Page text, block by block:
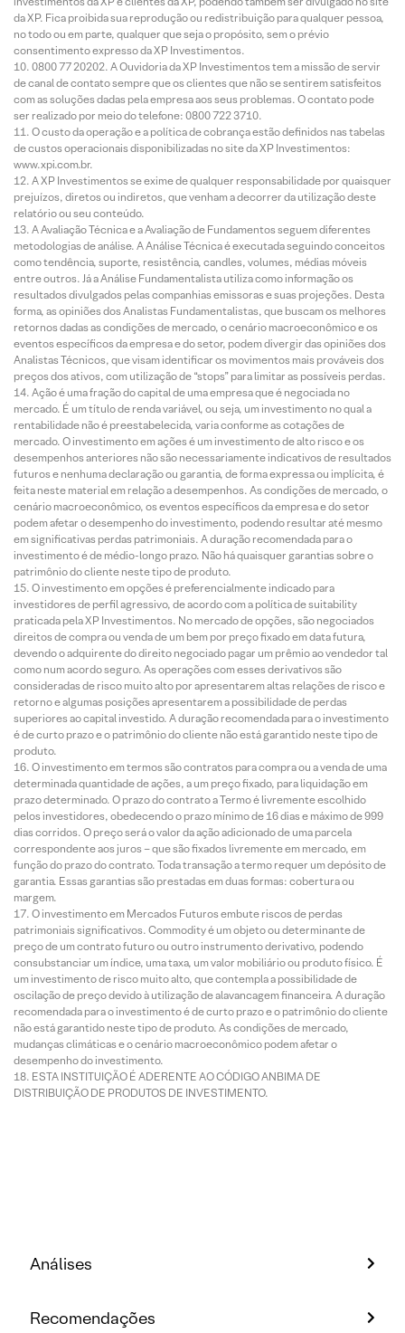
da XP. Fica proibida sua reprodução ou redistribuição para qualquer pessoa,
no todo ou em parte, qualquer que seja o propósito, sem o prévio
consentimento expresso da XP Investimentos.
0800 77 20202. A Ouvidoria da XP Investimentos tem a missão de servir
de canal de contato sempre que os clientes que não se sentirem satisfeitos
com as soluções dadas pela empresa aos seus problemas. O contato pode
ser realizado por meio do telefone: 0800 722 3710.
O custo da operação e a política de cobrança estão definidos nas tabelas
de custos operacionais disponibilizadas no site da XP Investimentos:
www.xpi.com.br.
A XP Investimentos se exime de qualquer responsabilidade por quaisquer
prejuízos, diretos ou indiretos, que venham a decorrer da utilização deste
relatório ou seu conteúdo.
A Avaliação Técnica e a Avaliação de Fundamentos seguem diferentes
metodologias de análise. A Análise Técnica é executada seguindo conceitos
como tendência, suporte, resistência, candles, volumes, médias móveis
entre outros. Já a Análise Fundamentalista utiliza como informação os
resultados divulgados pelas companhias emissoras e suas projeções. Desta
forma, as opiniões dos Analistas Fundamentalistas, que buscam os melhores
retornos dadas as condições de mercado, o cenário macroeconômico e os
eventos específicos da empresa e do setor, podem divergir das opiniões dos
Analistas Técnicos, que visam identificar os movimentos mais prováveis dos
preços dos ativos, com utilização de “stops” para limitar as possíveis perdas.
Ação é uma fração do capital de uma empresa que é negociada no
mercado. É um título de renda variável, ou seja, um investimento no qual a
rentabilidade não é preestabelecida, varia conforme as cotações de
mercado. O investimento em ações é um investimento de alto risco e os
desempenhos anteriores não são necessariamente indicativos de resultados
futuros e nenhuma declaração ou garantia, de forma expressa ou implícita, é
feita neste material em relação a desempenhos. As condições de mercado, o
cenário macroeconômico, os eventos específicos da empresa e do setor
podem afetar o desempenho do investimento, podendo resultar até mesmo
em significativas perdas patrimoniais. A duração recomendada para o
investimento é de médio-longo prazo. Não há quaisquer garantias sobre o
patrimônio do cliente neste tipo de produto.
O investimento em opções é preferencialmente indicado para
investidores de perfil agressivo, de acordo com a política de suitability
praticada pela XP Investimentos. No mercado de opções, são negociados
direitos de compra ou venda de um bem por preço fixado em data futura,
devendo o adquirente do direito negociado pagar um prêmio ao vendedor tal
como num acordo seguro. As operações com esses derivativos são
consideradas de risco muito alto por apresentarem altas relações de risco e
retorno e algumas posições apresentarem a possibilidade de perdas
superiores ao capital investido. A duração recomendada para o investimento
é de curto prazo e o patrimônio do cliente não está garantido neste tipo de
produto.
O investimento em termos são contratos para compra ou a venda de uma
determinada quantidade de ações, a um preço fixado, para liquidação em
prazo determinado. O prazo do contrato a Termo é livremente escolhido
pelos investidores, obedecendo o prazo mínimo de 16 dias e máximo de 999
dias corridos. O preço será o valor da ação adicionado de uma parcela
correspondente aos juros – que são fixados livremente em mercado, em
função do prazo do contrato. Toda transação a termo requer um depósito de
garantia. Essas garantias são prestadas em duas formas: cobertura ou
margem.
O investimento em Mercados Futuros embute riscos de perdas
patrimoniais significativos. Commodity é um objeto ou determinante de
preço de um contrato futuro ou outro instrumento derivativo, podendo
consubstanciar um índice, uma taxa, um valor mobiliário ou produto físico. É
um investimento de risco muito alto, que contempla a possibilidade de
oscilação de preço devido à utilização de alavancagem financeira. A duração
recomendada para o investimento é de curto prazo e o patrimônio do cliente
não está garantido neste tipo de produto. As condições de mercado,
mudanças climáticas e o cenário macroeconômico podem afetar o
desempenho do investimento.
ESTA INSTITUIÇÃO É ADERENTE AO CÓDIGO ANBIMA DE
DISTRIBUIÇÃO DE PRODUTOS DE INVESTIMENTO.
Análises
Recomendações